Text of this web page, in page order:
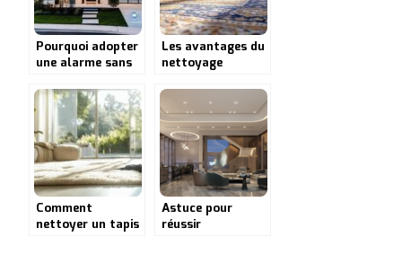
Pourquoi adopter
une alarme sans
votre domicile ?
Les avantages du
nettoyage
pour vos tapis et
tapisseries
Comment
nettoyer un tapis
Astuce pour
réussir